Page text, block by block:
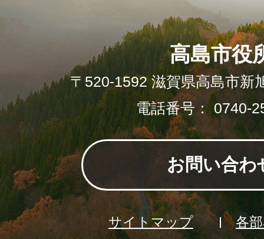
高島市役
〒520-1592 滋賀県高島市新
電話番号： 0740-
お問い合わ
サイトマップ
各